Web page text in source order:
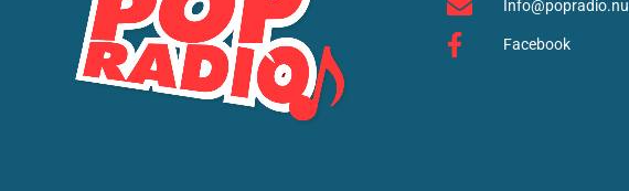
Info@popradio.nu
Facebook